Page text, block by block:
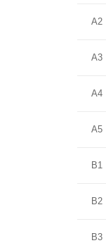
A2
A3
A4
A5
B1
B2
B3